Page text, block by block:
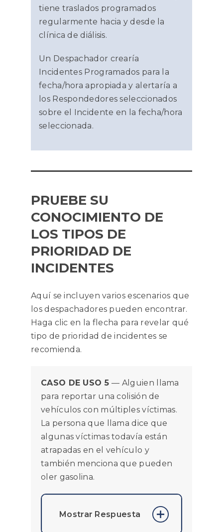
tiene traslados programados
regularmente hacia y desde la
clínica de diálisis.
Un Despachador crearía
Incidentes Programados para la
fecha/hora apropiada y alertaría a
los Respondedores seleccionados
sobre el Incidente en la fecha/hora
seleccionada.
PRUEBE SU
CONOCIMIENTO DE
LOS TIPOS DE
PRIORIDAD DE
INCIDENTES
Aquí se incluyen varios escenarios que
los despachadores pueden encontrar.
Haga clic en la flecha para revelar qué
tipo de prioridad de incidentes se
recomienda.
CASO DE USO 5— Alguien llama
para reportar una colisión de
vehículos con múltiples víctimas.
La persona que llama dice que
algunas víctimas todavía están
atrapadas en el vehículo y
también menciona que pueden
oler gasolina.
Mostrar Respuesta